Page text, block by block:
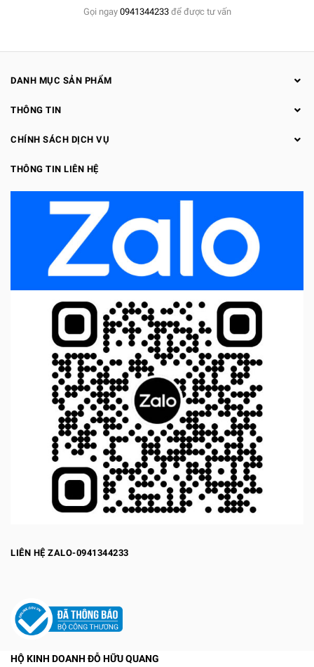
Gọi ngay 0941344233để được tư vấn
DANH MỤC SẢN PHẨM
THÔNG TIN
CHÍNH SÁCH DỊCH VỤ
THÔNG TIN LIÊN HỆ
LIÊN HỆ ZALO-0941344233
HỘ KINH DOANH ĐỖ HỮU QUANG